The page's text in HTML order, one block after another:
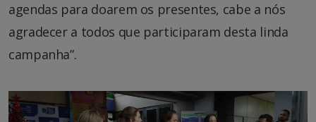
agendas para doarem os presentes, cabe a nós
agradecer a todos que participaram desta linda
campanha”.